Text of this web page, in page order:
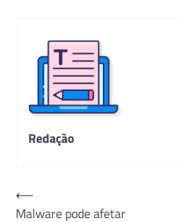
Redação
Navegação
⟵
Malware pode afetar